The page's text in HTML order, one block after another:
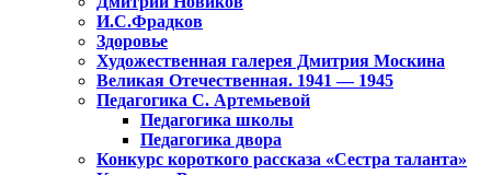
И.С.Фрадков
Здоровье
Художественная галерея Дмитрия Москина
Великая Отечественная. 1941 — 1945
Педагогика С. Артемьевой
Педагогика школы
Педагогика двора
Конкурс короткого рассказа «Сестра таланта»